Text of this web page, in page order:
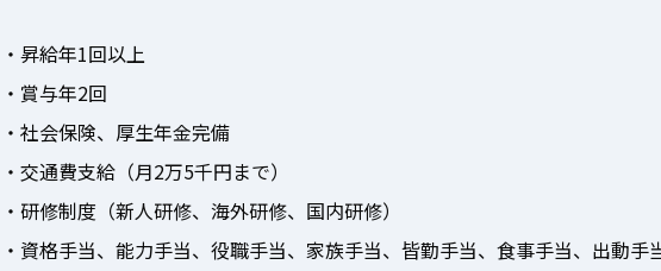
・昇給年1回以上
・賞与年2回
・社会保険、厚生年金完備
・交通費支給（月2万5千円まで）
・研修制度（新人研修、海外研修、国内研修）
・資格手当、能力手当、役職手当、家族手当、皆勤手当、食事手当、出動手